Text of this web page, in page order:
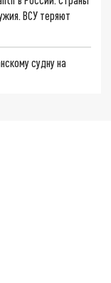
ВСУ теряют
судну на